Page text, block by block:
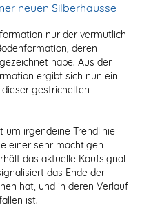
neuen Silberhausse
nur der vermutlich
deren
habe. Aus der
ergibt sich nun ein
gestrichelten
um irgendeine Trendlinie
einer sehr mächtigen
das aktuelle Kaufsignal
das Ende der
hat, und in deren Verlauf
ist.